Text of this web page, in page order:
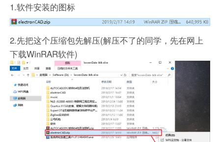
1.软件安装的图标
2.先把这个压缩包先解压(解压不了的同学，先在网上
下载WinRAR软件)